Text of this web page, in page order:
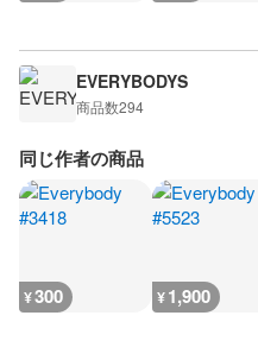
EVERYBODYS
商品数294
同じ作者の商品
¥300 ¥1,900